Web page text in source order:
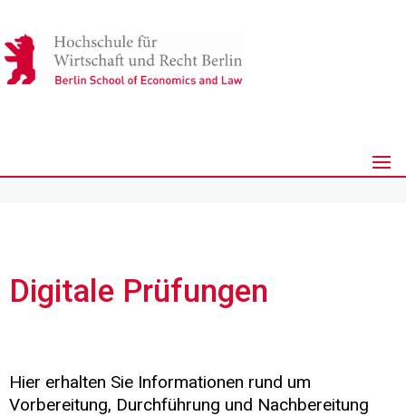
Digitale Prüfungen
Hier erhalten Sie Informationen rund um
Vorbereitung, Durchführung und Nachbereitung